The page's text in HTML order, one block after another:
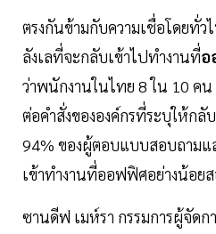
ตรงกันข้ามกับความเชื่อโดยทั่
ลังเลที่จะกลับเข้าไปทำงานที่อ
ว่าพนักงานในไทย 8 ใน 10 ค
ต่อคำสั่งขององค์กรที่ระบุให้กลั
94% ของผู้ตอบแบบสอบถามแ
เข้าทำงานที่ออฟฟิศอย่างน้อย
ซานดีฟ เมห์รา กรรมการผู้จัดก